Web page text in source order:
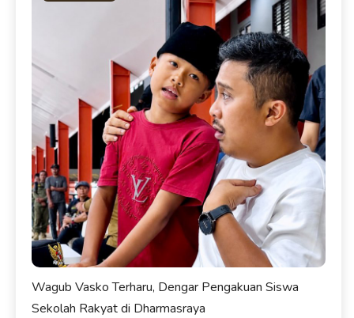
Wagub Vasko Terharu, Dengar Pengakuan Siswa
Sekolah Rakyat di Dharmasraya